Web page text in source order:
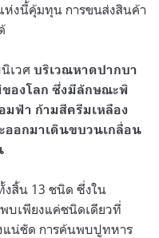
ห่งนี้คุ้มทุน การขนส่งสินค้า
เวศ บริเวณหาดปากบา
องโลก ซึ่งมีลักษณะพิ
มฟ้า ก้ามสีครีมเหลือง
ออกมาเดินขบวนเกลื่อน
สิ้น 13 ชนิด ซึ่งใน
บเพียงแค่ชนิดเดียวที่
แน่ชัด การค้นพบปูทหาร